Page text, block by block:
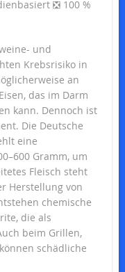
❎ 100 %
und
Krebsrisiko in
an
das im Darm
kann. Dennoch ist
Die Deutsche
eine
Gramm, um
Fleisch steht
Herstellung von
chemische
die als
beim Grillen,
schädliche